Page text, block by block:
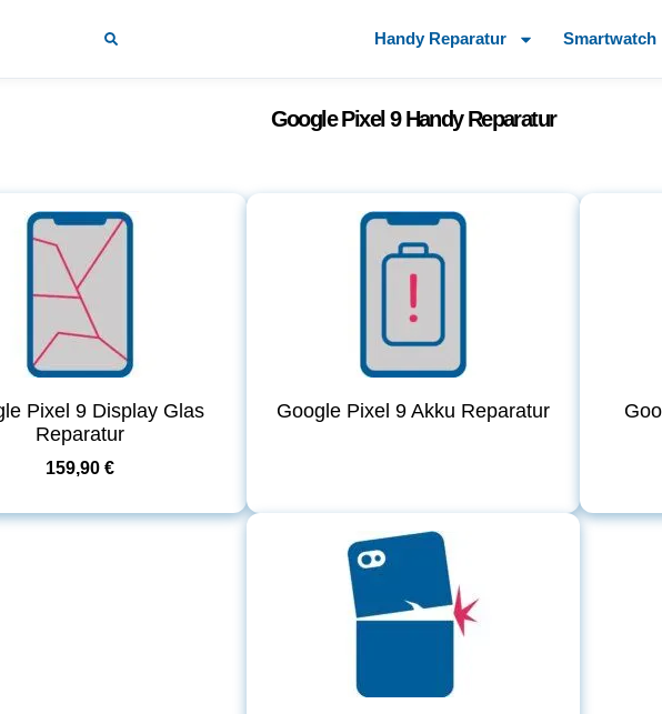
Handy Reparatur Smartwatch
Google Pixel 9 Handy Reparatur
Pixel 9 Display Glas
Reparatur
159,90 €
Google Pixel 9 Akku Reparatur